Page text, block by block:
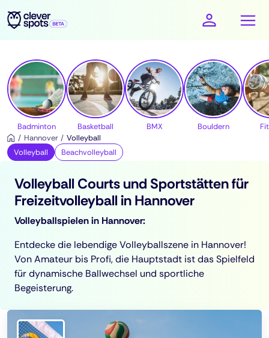
cleverspots - Sport
Badminton Basketball BMX Bouldern
Hannover
Volleyball
Volleyball
Beachvolleyball
Volleyball Courts und Sportstätten für
Freizeitvolleyball in Hannover
Volleyballspielen in Hannover:
Entdecke die lebendige Volleyballszene in Hannover!
Von Amateur bis Profi, die Hauptstadt ist das Spielfeld
für dynamische Ballwechsel und sportliche
Begeisterung.